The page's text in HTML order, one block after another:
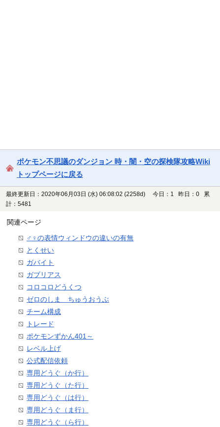
ポケモン不思議のダンジョン 時・闇・空の探検隊攻略Wiki
トップページに戻る
最終更新日：2020年06月03日 (水) 06:08:02 (2258d)
今日：1 昨日：0 累
計：5481
関連ページ
♂♀の表情ウィンドウの違いの有無
とくせい
ガバイト
ガブリアス
コロコロどうくつ
ゼロのしま ちゅうおうぶ
チーム構成
トレード
ポケモンずかん401～
レベル上げ
公式配信依頼
専用どうぐ（か行）
専用どうぐ（た行）
専用どうぐ（は行）
専用どうぐ（ま行）
専用どうぐ（ら行）